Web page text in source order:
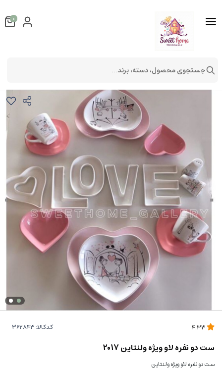
کدکالا:
ست دو نفره لاو ویژه ولنتاین 2017
ست دو نفره لاو ویژه ولنتاین
0
جستجوی محصول، دسته، برند...